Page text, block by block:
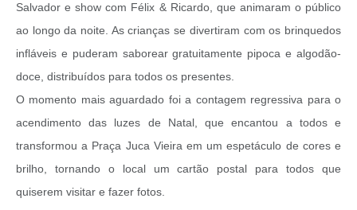
Salvador e show com Félix & Ricardo, que animaram o público
ao longo da noite. As crianças se divertiram com os brinquedos
infláveis e puderam saborear gratuitamente pipoca e algodão-
doce, distribuídos para todos os presentes.
O momento mais aguardado foi a contagem regressiva para o
acendimento das luzes de Natal, que encantou a todos e
transformou a Praça Juca Vieira em um espetáculo de cores e
brilho, tornando o local um cartão postal para todos que
quiserem visitar e fazer fotos.